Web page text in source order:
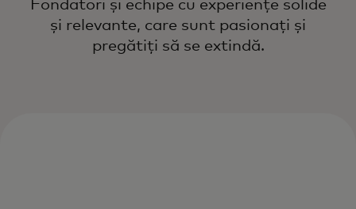
Fondatori și echipe cu experiențe solide
și relevante, care sunt pasionați și
pregătiți să se extindă.